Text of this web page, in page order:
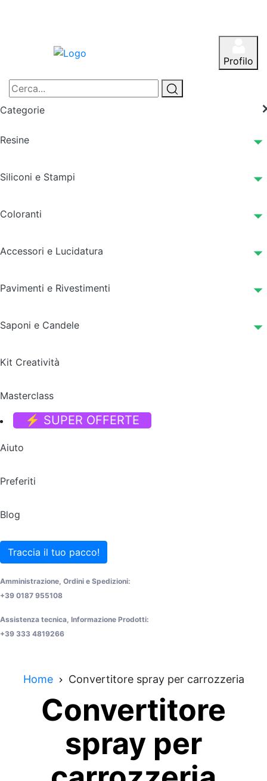
Profilo
Categorie
Resine
Siliconi e Stampi
Coloranti
Accessori e Lucidatura
Pavimenti e Rivestimenti
Saponi e Candele
Kit Creatività
Masterclass
⚡ SUPER OFFERTE
Aiuto
Preferiti
Blog
Traccia il tuo pacco!
Amministrazione, Ordini e Spedizioni:
+39 0187 955108
Assistenza tecnica, Informazione Prodotti:
+39 333 4819266
Home Convertitore spray per carrozzeria
Convertitore
spray per